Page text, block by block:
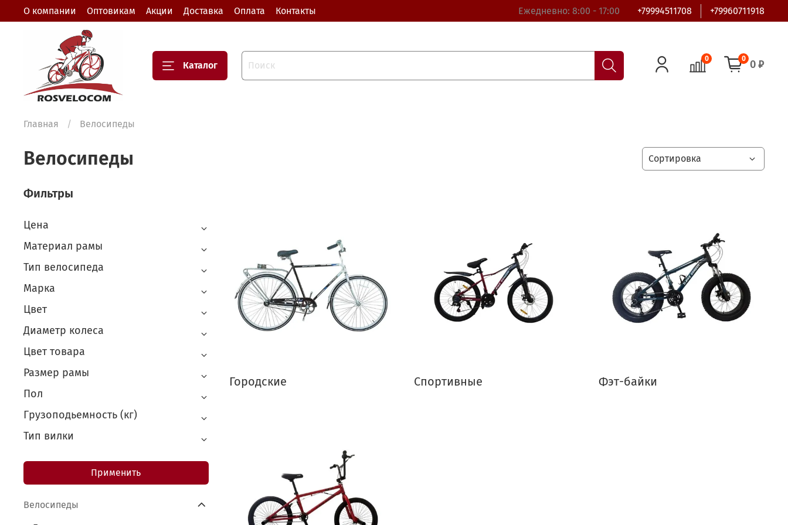
О компании Оптовикам Акции Доставка Оплата Контакты Ежедневно: 8:00 - 17:00 +79994511708 +79960711918
Каталог
0 0 0 ₽
Главная Велосипеды
Велосипеды
Городские Спортивные Фэт-байки
Фильтры
Цена
Материал рамы
Тип велосипеда
Марка
Цвет
Диаметр колеса
Цвет товара
Размер рамы
Пол
Грузоподьемность (кг)
Тип вилки
Применить
Велосипеды